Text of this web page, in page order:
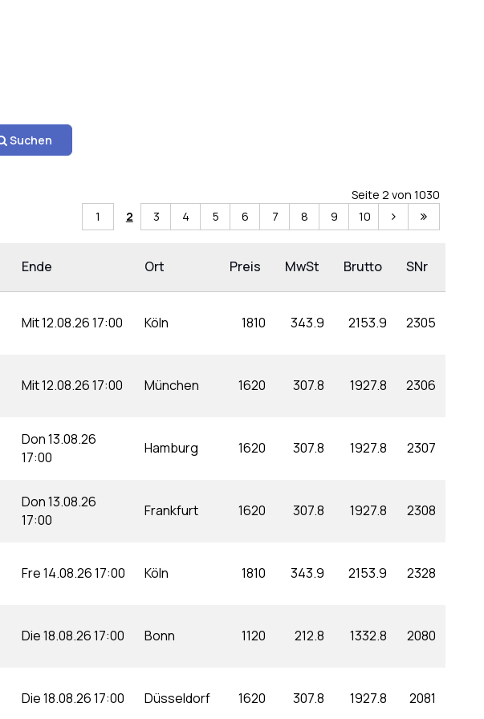
Suchen
Seite 2 von 1030
1
2 3 4 5 6 7 8 9 10
Ende Ort Preis MwSt Brutto SNr
Mit 12.08.26 17:00 Köln 1810 343.9 2153.9 2305
Mit 12.08.26 17:00 München 1620 307.8 1927.8 2306
Don 13.08.26
17:00
Hamburg 1620 307.8 1927.8 2307
Don 13.08.26
17:00
Frankfurt 1620 307.8 1927.8 2308
Fre 14.08.26 17:00 Köln 1810 343.9 2153.9 2328
Die 18.08.26 17:00 Bonn 1120 212.8 1332.8 2080
Die 18.08.26 17:00 Düsseldorf 1620 307.8 1927.8 2081